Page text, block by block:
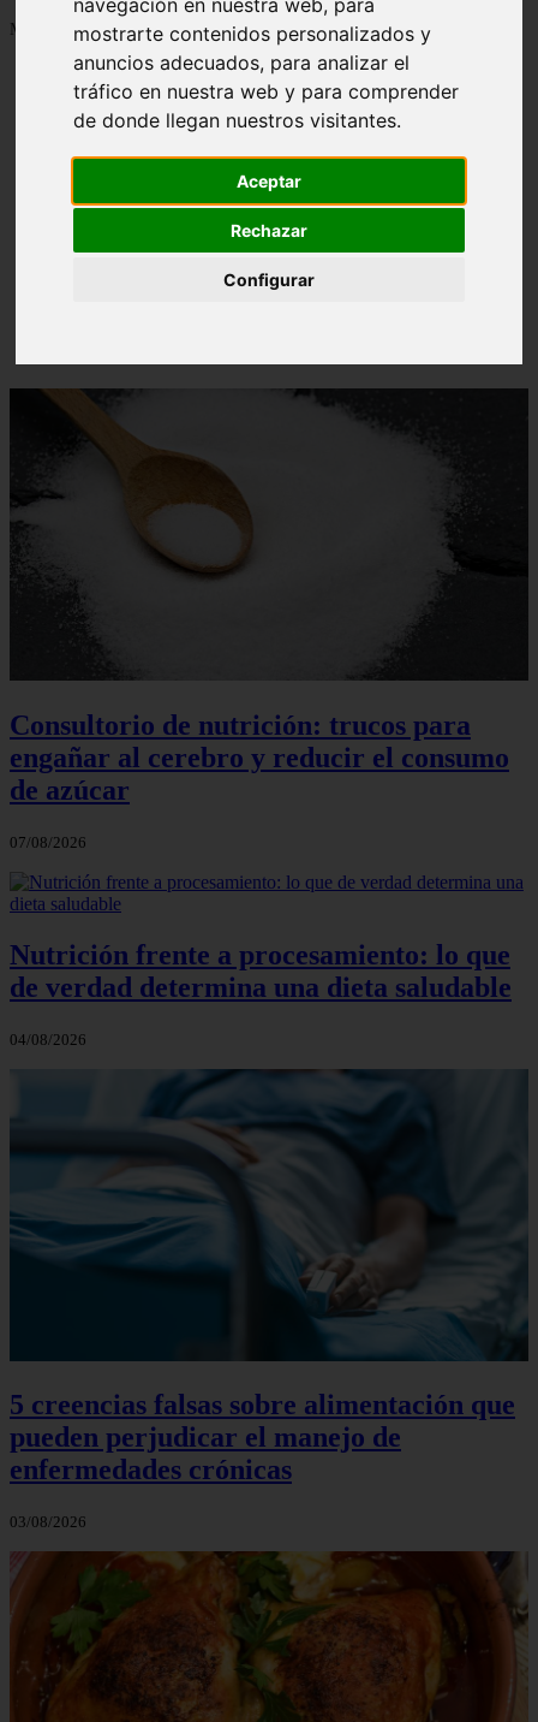
mostrarte contenidos personalizados y
anuncios adecuados, para analizar el
tráfico en nuestra web y para comprender
de donde llegan nuestros visitantes.
Aceptar
Rechazar
Configurar
Mostrando 1 - 24 de 1288 artículos
Contraindicaciones del espino amarillo: conocelas
ahora
Consultorio de nutrición: trucos para
engañar al cerebro y reducir el consumo
de azúcar
07/08/2026
Nutrición frente a procesamiento: lo que
de verdad determina una dieta saludable
04/08/2026
5 creencias falsas sobre alimentación que
pueden perjudicar el manejo de
enfermedades crónicas
03/08/2026